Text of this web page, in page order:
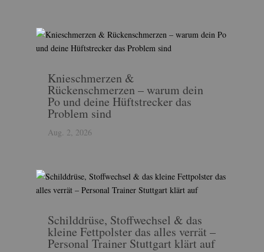
Knieschmerzen &
Rückenschmerzen – warum dein
Po und deine Hüftstrecker das
Problem sind
Aug. 2, 2026
Schilddrüse, Stoffwechsel & das
kleine Fettpolster das alles verrät –
Personal Trainer Stuttgart klärt auf